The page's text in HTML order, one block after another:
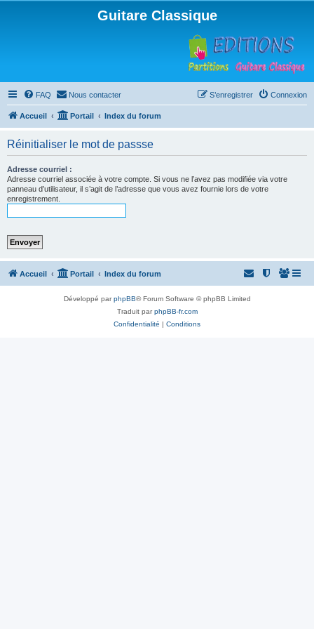
Guitare Classique
FAQ Nous contacter Connexion
S’enregistrer
Accueil Portail Index du forum
Réinitialiser le mot de passse
Adresse courriel :
Adresse courriel associée à votre compte. Si vous ne l’avez pas modifiée via votre
panneau d’utilisateur, il s’agit de l’adresse que vous avez fournie lors de votre
enregistrement.
Accueil Portail Index du forum
Développé parphpBB® Forum Software © phpBB Limited
Traduit parphpBB-fr.com
Confidentialité | Conditions